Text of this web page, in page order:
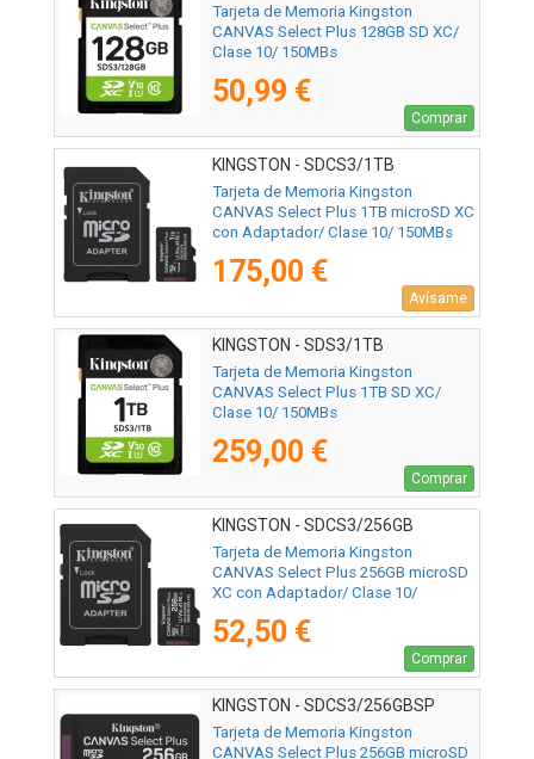
Tarjeta de Memoria Kingston
CANVAS Select Plus 128GB SD XC/
Clase 10/ 150MBs
50,99 €
Comprar
KINGSTON - SDCS3/1TB
Tarjeta de Memoria Kingston
CANVAS Select Plus 1TB microSD XC
con Adaptador/ Clase 10/ 150MBs
175,00 €
Avísame
KINGSTON - SDS3/1TB
Tarjeta de Memoria Kingston
CANVAS Select Plus 1TB SD XC/
Clase 10/ 150MBs
259,00 €
Comprar
KINGSTON - SDCS3/256GB
Tarjeta de Memoria Kingston
CANVAS Select Plus 256GB microSD
XC con Adaptador/ Clase 10/
52,50 €
Comprar
KINGSTON - SDCS3/256GBSP
Tarjeta de Memoria Kingston
CANVAS Select Plus 256GB microSD